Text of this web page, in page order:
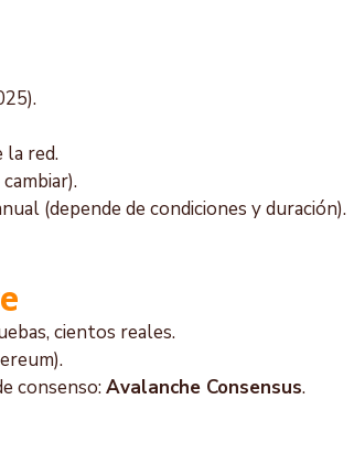
la red.
(depende de condiciones y duración).
cientos reales.
consenso: Avalanche Consensus.